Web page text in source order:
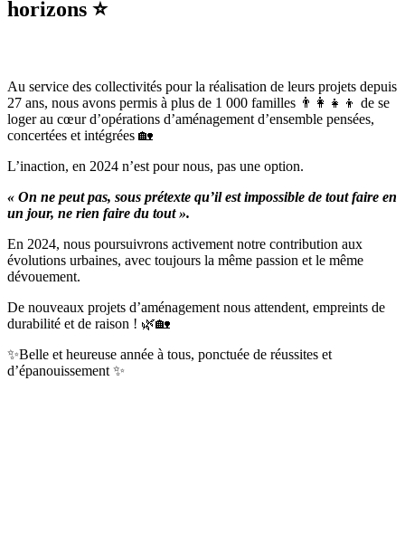
horizons ⭐️
Au service des collectivités pour la réalisation de leurs projets depuis
27 ans, nous avons permis à plus de 1 000 familles 👨‍👩‍👧‍👦 de se
loger au cœur d’opérations d’aménagement d’ensemble pensées,
concertées et intégrées 🏡
L’inaction, en 2024 n’est pour nous, pas une option.
« On ne peut pas, sous prétexte qu’il est impossible de tout faire en
un jour, ne rien faire du tout ».
En 2024, nous poursuivrons activement notre contribution aux
évolutions urbaines, avec toujours la même passion et le même
dévouement.
De nouveaux projets d’aménagement nous attendent, empreints de
durabilité et de raison ! 🌿🏡
✨Belle et heureuse année à tous, ponctuée de réussites et
d’épanouissement ✨